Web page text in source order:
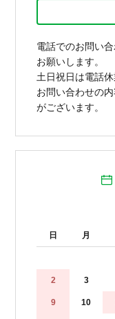
電話でのお問い
お願いします。
土日祝日は電話
お問い合わせの
がございます。
日 月
2 3
9 10